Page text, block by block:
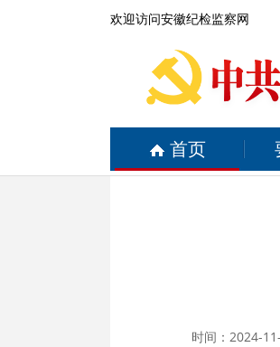
欢迎访问安徽纪检监察网
首页
时间：2024-